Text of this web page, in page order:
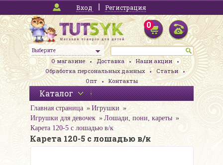
Вход Регистрация
Выберите
0
О магазине Доставка
Наши акции
Обработка персональных данных
Статьи
Опт
Контакты
Каталог
Главная страница
Игрушки
Игрушки для девочек
Лошади, пони, кареты
Карета 120-5 с лошадью в/к
Карета 120-5 с лошадью в/к